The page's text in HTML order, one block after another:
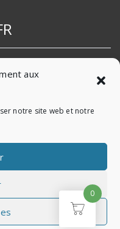
aux
notre site web et notre
(06 août 2026)
Wallix (06 août
Nextcloud (06
0